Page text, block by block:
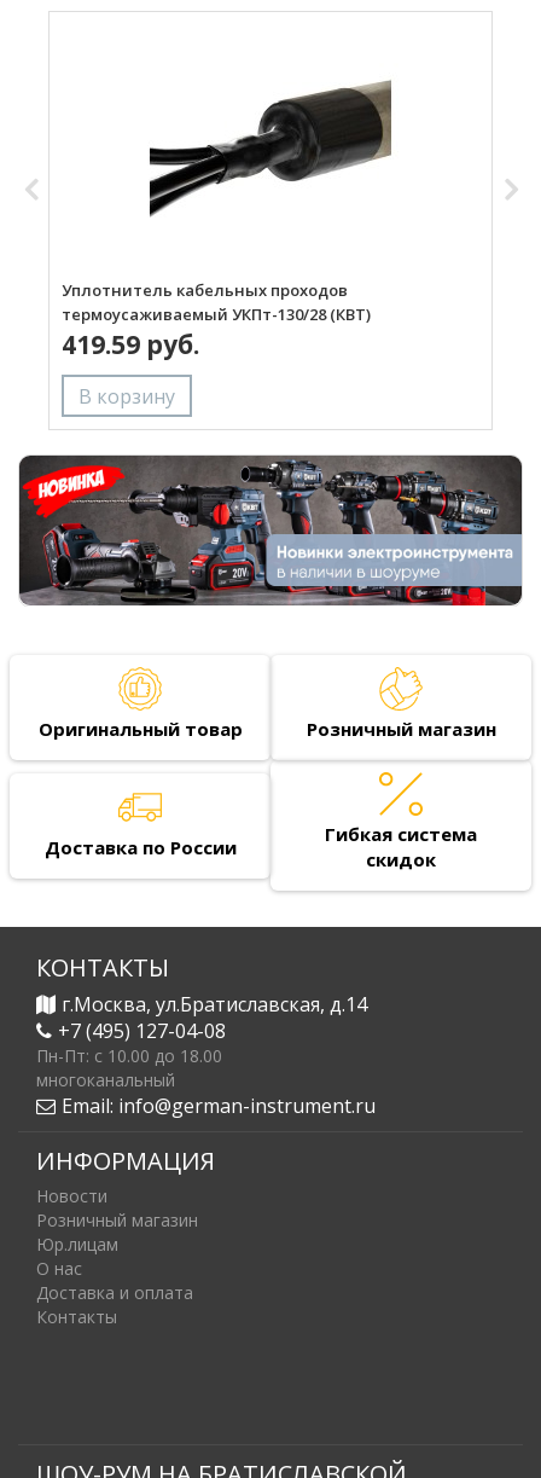
Уплотнитель кабельных проходов
термоусаживаемый УКПт-130/28 (КВТ)
419.59 руб.
Оригинальный товар Розничный магазин
Доставка по России
Гибкая система
скидок
КОНТАКТЫ
г.Москва, ул.Братиславская, д.14
+7 (495) 127-04-08
Пн-Пт: c 10.00 до 18.00
многоканальный
Email: info@german-instrument.ru
ИНФОРМАЦИЯ
Новости
Розничный магазин
Юр.лицам
О нас
Доставка и оплата
Контакты